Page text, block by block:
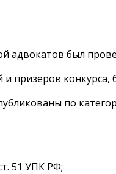
адвокатов был
и призеров
по
51 УПК РФ;